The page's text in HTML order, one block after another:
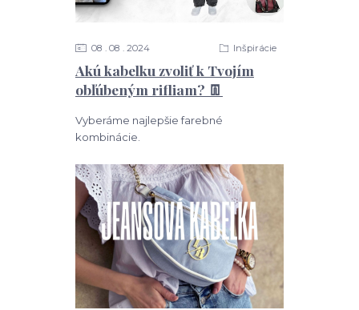
Akú kabelku zvoliť k Tvojím
obľúbeným rifliam? 👖
08 08 2024 Inšpirácie
Vyberáme najlepšie farebné
kombinácie.